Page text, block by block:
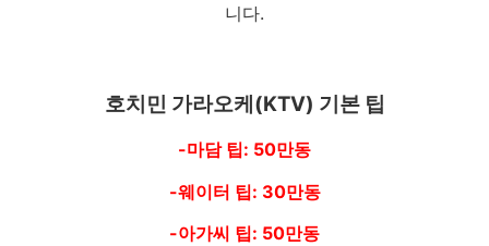
니다.
호치민 가라오케(KTV) 기본 팁
-마담 팁: 50만동
-웨이터 팁: 30만동
-아가씨 팁: 50만동